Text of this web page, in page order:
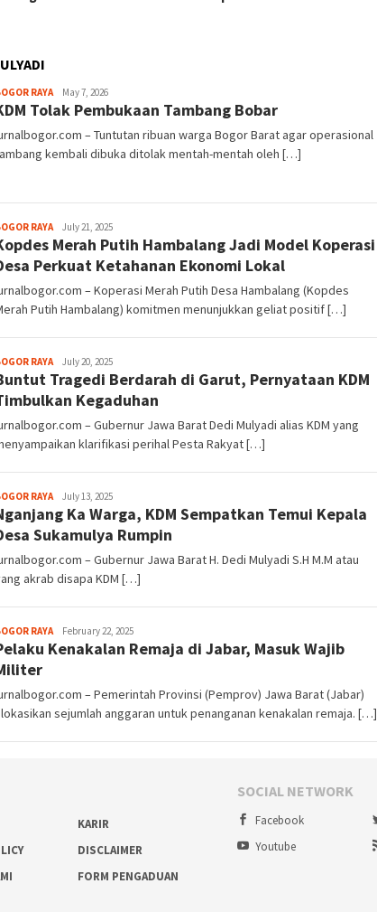
RAYAAga
Alamanda
May 7, 2026
Tolak Pembukaan Tambang Bobar
– Tuntutan ribuan warga Bogor Barat agar operasional
kembali dibuka ditolak mentah-mentah oleh […]
RAYAAga
Alamanda
July 21, 2025
Merah Putih Hambalang Jadi Model Koperasi
Perkuat Ketahanan Ekonomi Lokal
– Koperasi Merah Putih Desa Hambalang (Kopdes
Putih Hambalang) komitmen menunjukkan geliat positif […]
RAYASayyev
July 20, 2025
Tragedi Berdarah di Garut, Pernyataan KDM
Kegaduhan
– Gubernur Jawa Barat Dedi Mulyadi alias KDM yang
klarifikasi perihal Pesta Rakyat […]
RAYASayyev
July 13, 2025
Ka Warga, KDM Sempatkan Temui Kepala
Sukamulya Rumpin
– Gubernur Jawa Barat H. Dedi Mulyadi S.H M.M atau
akrab disapa KDM […]
RAYASayyev
February 22, 2025
Kenakalan Remaja di Jabar, Masuk Wajib
– Pemerintah Provinsi (Pemprov) Jawa Barat (Jabar)
sejumlah anggaran untuk penanganan kenakalan remaja. […]
KARIR
DISCLAIMER
FORM PENGADUAN
SOCIAL NETWORK
Facebook
Youtube